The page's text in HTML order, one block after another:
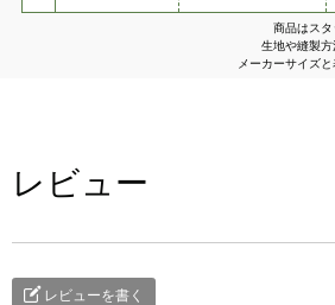
商品はスタ
生地や縫製方
メーカーサイズ
レビュー
レビューを書く